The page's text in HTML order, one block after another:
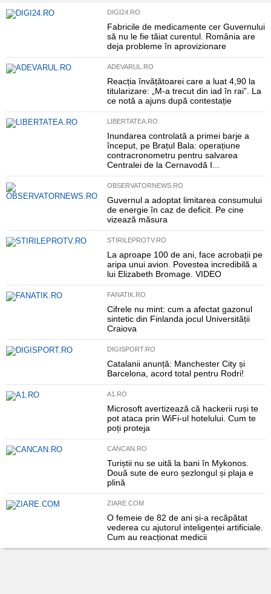
DIGI24.RO
Fabricile de medicamente cer Guvernului
să nu le fie tăiat curentul. România are
deja probleme în aprovizionare
ADEVARUL.RO
Reacția învățătoarei care a luat 4,90 la
titularizare: „M-a trecut din iad în rai”. La
ce notă a ajuns după contestație
LIBERTATEA.RO
Inundarea controlată a primei barje a
început, pe Brațul Bala: operațiune
contracronometru pentru salvarea
Centralei de la Cernavodă I...
OBSERVATORNEWS.RO
Guvernul a adoptat limitarea consumului
de energie în caz de deficit. Pe cine
vizează măsura
STIRILEPROTV.RO
La aproape 100 de ani, face acrobații pe
aripa unui avion. Povestea incredibilă a
lui Elizabeth Bromage. VIDEO
FANATIK.RO
Cifrele nu mint: cum a afectat gazonul
sintetic din Finlanda jocul Universității
Craiova
DIGISPORT.RO
Catalanii anunță: Manchester City și
Barcelona, acord total pentru Rodri!
A1.RO
Microsoft avertizează că hackerii ruși te
pot ataca prin WiFi-ul hotelului. Cum te
poți proteja
CANCAN.RO
Turiștii nu se uită la bani în Mykonos.
Două sute de euro șezlongul și plaja e
plină
ZIARE.COM
O femeie de 82 de ani și-a recăpătat
vederea cu ajutorul inteligenței artificiale.
Cum au reacționat medicii